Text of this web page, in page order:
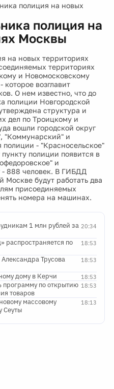
полиция на новых
полиция на
Москвы
на новых территориях
территориях
и Новомосковскому
возглавит
О нем известно, что до
полиции Новгородской
структура и
дел по Троицкому и
вошли городской округ
"Коммунарский" и
- "Красносельское"
полиции появится в
и
888 человек. В ГИБДД
Москве будут работать два
присоединяемых
номера на машинах.
20:34
1 млн рублей за
18:53
распространяется по
18:53
Трусова
18:53
дому в Керчи
18:53
программу по открытию
товаров
18:13
массовому
Сеуты